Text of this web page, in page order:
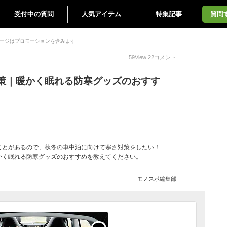
受付中の質問 人気アイテム 特集記事 質問
ジはプロモーションを含みます
59View 22コメント
｜暖かく眠れる防寒グッズのおすす
があるので、秋冬の車中泊に向けて寒さ対策をしたい！
眠れる防寒グッズのおすすめを教えてください。
モノスポ編集部